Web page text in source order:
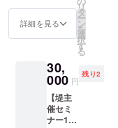
どの
LINE@
のりま
す。愛
知県外
の方は
ZOOM
で行い
の中の
人、り
こすと
堤とリ
90分飲
める権
利！ ※
りこす
は貯金
習慣・
詳細を見る
リ
タ
ー
ン
を
選
択
す
る
30,
000 円
残り2
【堤主
催セミ
ナー1年